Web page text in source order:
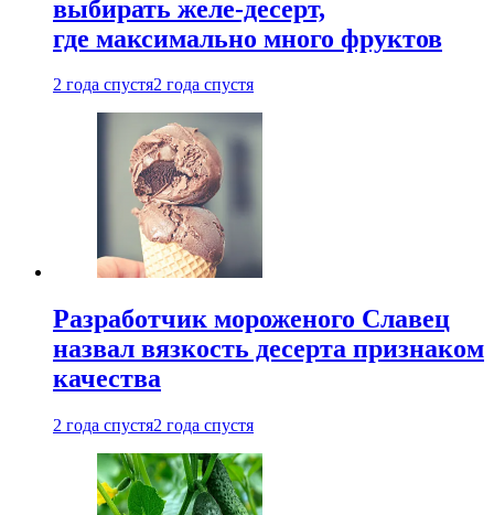
выбирать желе-десерт,
где максимально много фруктов
2 года спустя2 года спустя
Разработчик мороженого Славец
назвал вязкость десерта признаком
качества
2 года спустя2 года спустя